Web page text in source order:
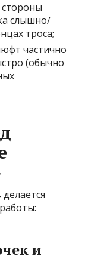
слышно/
троса;
частично
(обычно
и